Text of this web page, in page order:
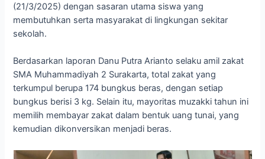
(21/3/2025) dengan sasaran utama siswa yang
membutuhkan serta masyarakat di lingkungan sekitar
sekolah.
Berdasarkan laporan Danu Putra Arianto selaku amil zakat
SMA Muhammadiyah 2 Surakarta, total zakat yang
terkumpul berupa 174 bungkus beras, dengan setiap
bungkus berisi 3 kg. Selain itu, mayoritas muzakki tahun ini
memilih membayar zakat dalam bentuk uang tunai, yang
kemudian dikonversikan menjadi beras.